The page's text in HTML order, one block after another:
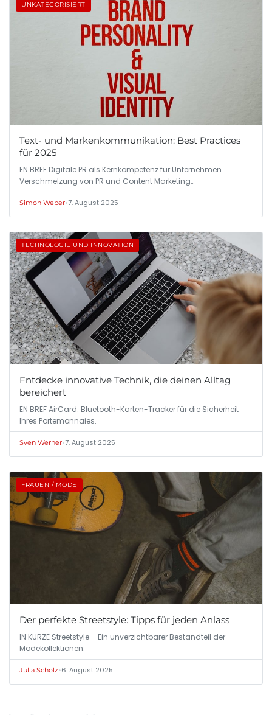
UNKATEGORISIERT
Text- und Markenkommunikation: Best Practices
für 2025
EN BREF Digitale PR als Kernkompetenz für Unternehmen
Verschmelzung von PR und Content Marketing…
Simon Weber•7. August 2025
TECHNOLOGIE UND INNOVATION
Entdecke innovative Technik, die deinen Alltag
bereichert
EN BREF AirCard: Bluetooth-Karten-Tracker für die Sicherheit
Ihres Portemonnaies.
Sven Werner•7. August 2025
FRAUEN / MODE
Der perfekte Streetstyle: Tipps für jeden Anlass
IN KÜRZE Streetstyle – Ein unverzichtbarer Bestandteil der
Modekollektionen.
Julia Scholz•6. August 2025